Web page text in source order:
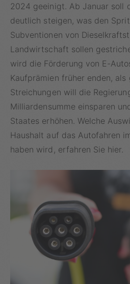
2024 geeinigt. Ab Januar soll
deutlich steigen, was den
Subventionen von
Landwirtschaft sollen
wird die Förderung von E-
Kaufprämien früher enden,
Streichungen will die
Milliardensumme einsparen
Staates erhöhen. Welche
Haushalt auf das Autofahren
haben wird, erfahren Sie hier.